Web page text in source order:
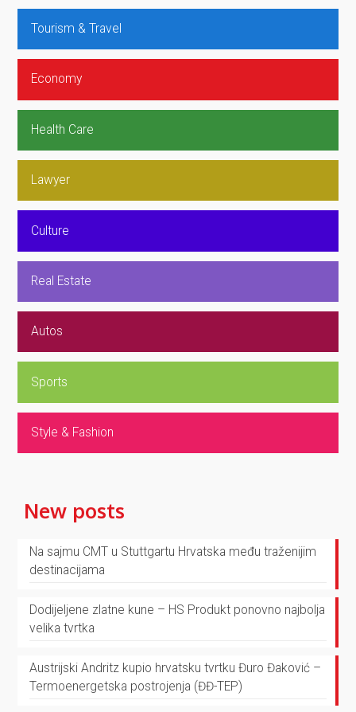
Tourism & Travel
Economy
Health Care
Lawyer
Culture
Real Estate
Autos
Sports
Style & Fashion
New posts
Na sajmu CMT u Stuttgartu Hrvatska među traženijim
destinacijama
Dodijeljene zlatne kune – HS Produkt ponovno najbolja
velika tvrtka
Austrijski Andritz kupio hrvatsku tvrtku Đuro Đaković –
Termoenergetska postrojenja (ĐĐ-TEP)